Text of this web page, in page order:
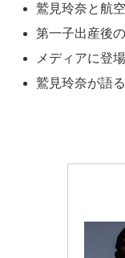
鷲見玲奈と航
第一子出産後
メディアに登
鷲見玲奈が語